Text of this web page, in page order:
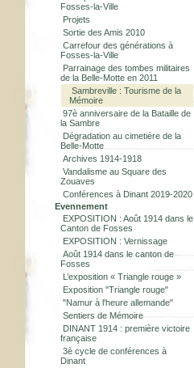
Fosses-la-Ville
Projets
Sortie des Amis 2010
Carrefour des générations à
Fosses-la-Ville
Parrainage des tombes militaires
de la Belle-Motte en 2011
Sambreville : Tourisme de la
Mémoire
97è anniversaire de la Bataille de
la Sambre
Dégradation au cimetière de la
Belle-Motte
Archives 1914-1918
Vandalisme au Square des
Zouaves
Conférences à Dinant 2019-2020
Evennement
EXPOSITION : Août 1914 dans le
Canton de Fosses
EXPOSITION : Vernissage
Août 1914 dans le canton de
Fosses
L’exposition « Triangle rouge »
Exposition "Triangle rouge"
"Namur à l'heure allemande"
Sentiers de Mémoire
DINANT 1914 : première victoire
française
3è cycle de conférences à
Dinant